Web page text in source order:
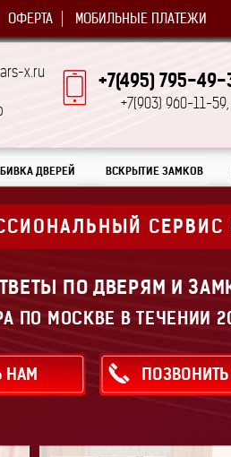
ОФЕРТА МОБИЛЬНЫЕ ПЛАТЕЖИ
x.ru +7(495) 795-49-
+7(903) 960-11-59,
ДВЕРЕЙ ВСКРЫТИЕ ЗАМКОВ
ПО ДВЕРЯМ И
ПО МОСКВЕ В ТЕЧЕНИИ
НАМ